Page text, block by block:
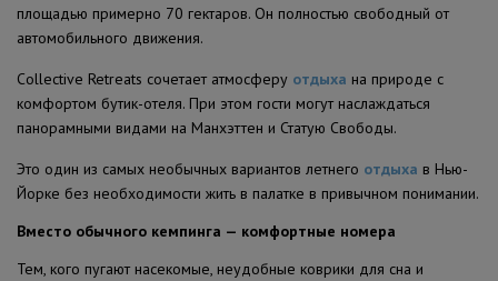
площадью примерно 70 гектаров. Он полностью свободный от
автомобильного движения.
Collective Retreats сочетает атмосферу отдыха на природе с
комфортом бутик-отеля. При этом гости могут наслаждаться
панорамными видами на Манхэттен и Статую Свободы.
Это один из самых необычных вариантов летнего отдыха в Нью-
Йорке без необходимости жить в палатке в привычном понимании.
Вместо обычного кемпинга — комфортные номера
Тем, кого пугают насекомые, неудобные коврики для сна и